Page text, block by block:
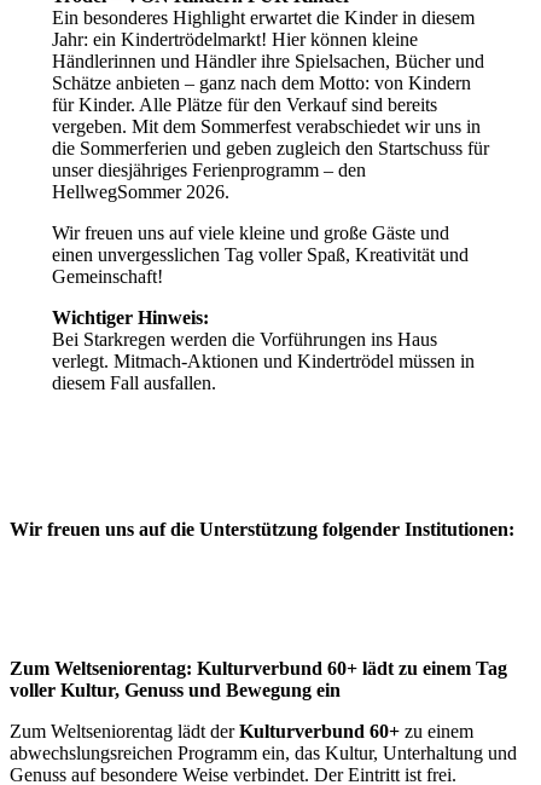
Ein besonderes Highlight erwartet die Kinder in diesem
Jahr: ein Kindertrödelmarkt! Hier können kleine
Händlerinnen und Händler ihre Spielsachen, Bücher und
Schätze anbieten – ganz nach dem Motto: von Kindern
für Kinder. Alle Plätze für den Verkauf sind bereits
vergeben. Mit dem Sommerfest verabschiedet wir uns in
die Sommerferien und geben zugleich den Startschuss für
unser diesjähriges Ferienprogramm – den
HellwegSommer 2026.
Wir freuen uns auf viele kleine und große Gäste und
einen unvergesslichen Tag voller Spaß, Kreativität und
Gemeinschaft!
Wichtiger Hinweis:
Bei Starkregen werden die Vorführungen ins Haus
verlegt. Mitmach-Aktionen und Kindertrödel müssen in
diesem Fall ausfallen.
Wir freuen uns auf die Unterstützung folgender Institutionen:
Zum Weltseniorentag: Kulturverbund 60+ lädt zu einem Tag
voller Kultur, Genuss und Bewegung ein
Zum Weltseniorentag lädt derKulturverbund 60+ zu einem
abwechslungsreichen Programm ein, das Kultur, Unterhaltung und
Genuss auf besondere Weise verbindet. Der Eintritt ist frei.